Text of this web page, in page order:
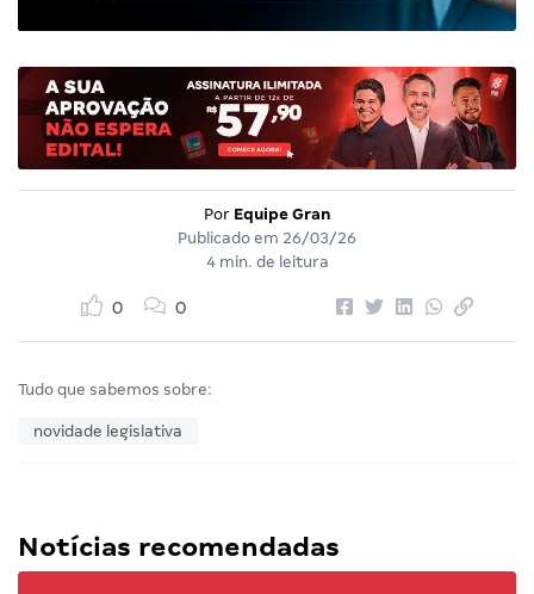
Por Equipe Gran
Publicado em 26/03/26
4 min. de leitura
0 0
Tudo que sabemos sobre:
novidade legislativa
Notícias recomendadas